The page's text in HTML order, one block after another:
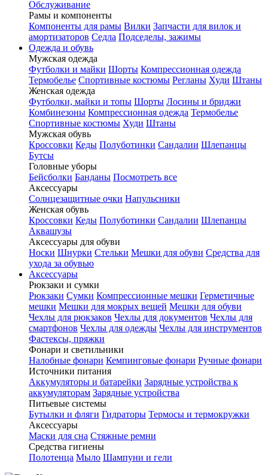
Обслуживание
Рамы и компоненты
Компоненты для рамы Вилки Запчасти для вилок и
амортизаторов Седла Подседелы, зажимы
Одежда и обувь
Мужская одежда
Футболки и майки Шорты Компрессионная одежда
Термобелье Спортивные костюмы Регланы Худи Штаны
Женская одежда
Футболки, майки и топы Шорты Лосины и бриджи
Комбинезоны Компрессионная одежда Термобелье
Спортивные костюмы Худи Штаны
Мужская обувь
Кроссовки Кеды Полуботинки Сандалии Шлепанцы
Бутсы
Головные уборы
Бейсболки Банданы Посмотреть все
Аксессуары
Солнцезащитные очки Напульсники
Женская обувь
Кроссовки Кеды Полуботинки Сандалии Шлепанцы
Аквашузы
Аксессуары для обуви
Носки Шнурки Стельки Мешки для обуви Средства для
ухода за обувью
Аксессуары
Рюкзаки и сумки
Рюкзаки Сумки Компрессионные мешки Герметичные
мешки Мешки для мокрых вещей Мешки для обуви
Чехлы для рюкзаков Чехлы для документов Чехлы для
смартфонов Чехлы для одежды Чехлы для инструментов
Фастексы, пряжки
Фонари и светильники
Налобные фонари Кемпинговые фонари Ручные фонари
Источники питания
Аккумуляторы и батарейки Зарядные устройства к
аккумуляторам Зарядные устройства
Питьевые системы
Бутылки и фляги Гидраторы Термосы и термокружки
Аксессуары
Маски для сна Стяжные ремни
Средства гигиены
Полотенца Мыло Шампуни и гели